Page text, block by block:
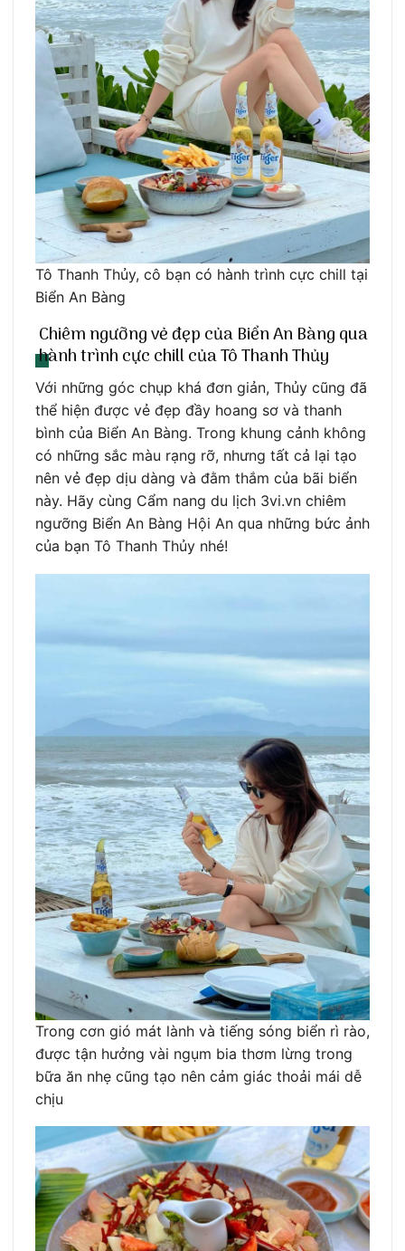
Tô Thanh Thủy, cô bạn có hành trình cực chill tại
Biển An Bàng
Chiêm ngưỡng vẻ đẹp của Biển An Bàng qua
hành trình cực chill của Tô Thanh Thủy
Với những góc chụp khá đơn giản, Thủy cũng đã
thể hiện được vẻ đẹp đầy hoang sơ và thanh
bình của Biển An Bàng. Trong khung cảnh không
có những sắc màu rạng rỡ, nhưng tất cả lại tạo
nên vẻ đẹp dịu dàng và đằm thắm của bãi biển
này. Hãy cùng Cẩm nang du lịch 3vi.vn chiêm
ngưỡng Biển An Bàng Hội An qua những bức ảnh
của bạn Tô Thanh Thủy nhé!
Trong cơn gió mát lành và tiếng sóng biển rì rào,
được tận hưởng vài ngụm bia thơm lừng trong
bữa ăn nhẹ cũng tạo nên cảm giác thoải mái dễ
chịu